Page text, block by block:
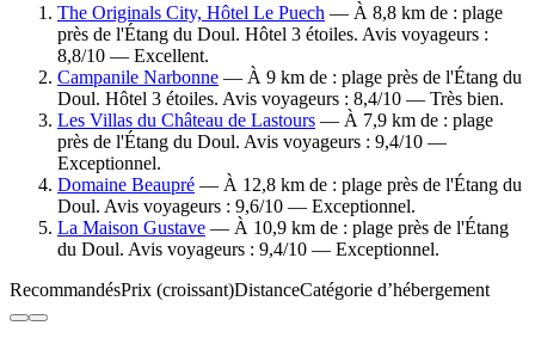
The Originals City, Hôtel Le Puech — À 8,8 km de : plage
près de l'Étang du Doul. Hôtel 3 étoiles. Avis voyageurs :
8,8/10 — Excellent.
Campanile Narbonne — À 9 km de : plage près de l'Étang du
Doul. Hôtel 3 étoiles. Avis voyageurs : 8,4/10 — Très bien.
Les Villas du Château de Lastours — À 7,9 km de : plage
près de l'Étang du Doul. Avis voyageurs : 9,4/10 —
Exceptionnel.
Domaine Beaupré — À 12,8 km de : plage près de l'Étang du
Doul. Avis voyageurs : 9,6/10 — Exceptionnel.
La Maison Gustave — À 10,9 km de : plage près de l'Étang
du Doul. Avis voyageurs : 9,4/10 — Exceptionnel.
RecommandésPrix (croissant)DistanceCatégorie d’hébergement